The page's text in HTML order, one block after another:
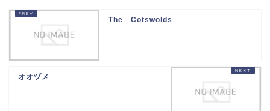
The Cotswolds
オオヅメ